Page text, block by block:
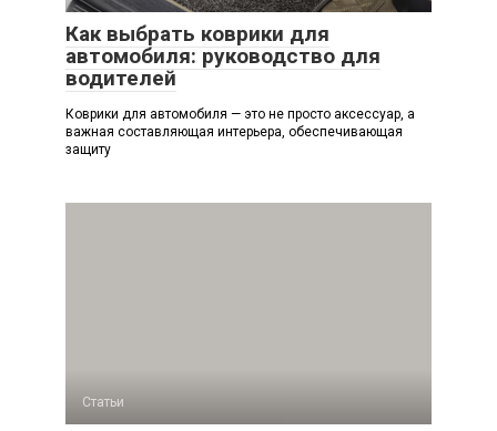
Как выбрать коврики для
автомобиля: руководство для
водителей
Коврики для автомобиля — это не просто аксессуар, а
важная составляющая интерьера, обеспечивающая
защиту
Статьи